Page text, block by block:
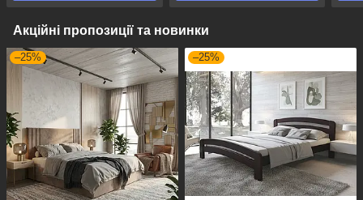
Акційні пропозиції та новинки
–25% –25%